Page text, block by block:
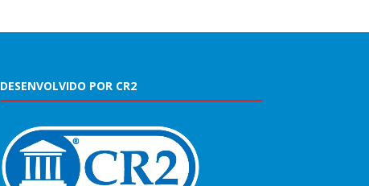
DESENVOLVIDO POR CR2